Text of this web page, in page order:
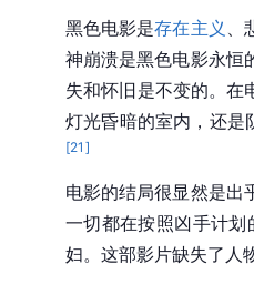
黑色电影是存在主义
神崩溃是黑色电影永恒
失和怀旧是不变的。在
灯光昏暗的室内，还是
[21 ]
电影的结局很显然是出
一切都在按照凶手计
妇。这部影片缺失了人